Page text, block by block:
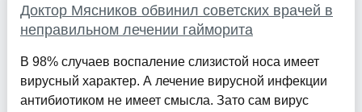
Доктор Мясников обвинил советских врачей в
неправильном лечении гайморита
В 98% случаев воспаление слизистой носа имеет
вирусный характер. А лечение вирусной инфекции
антибиотиком не имеет смысла. Зато сам вирус